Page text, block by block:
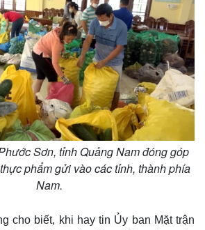
Sơn, tỉnh Quảng Nam đóng góp
phẩm gửi vào các tỉnh, thành phía
Nam.
cho biết, khi hay tin Ủy ban Mặt trận